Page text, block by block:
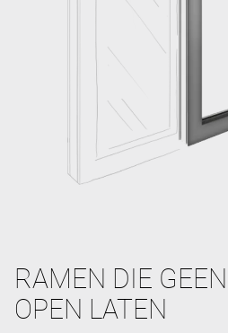
RAMEN DIE
OPEN LATEN